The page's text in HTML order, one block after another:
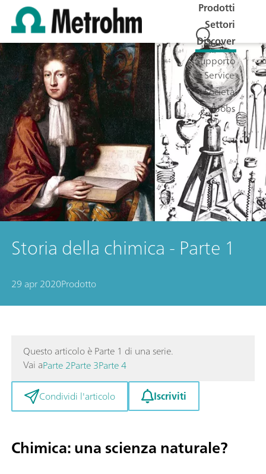
Prodotti
Settori
Discover
Supporto
& Service
Società
Jobs
Storia della chimica - Parte 1
29 apr 2020Prodotto
Questo articolo è Parte 1 di una serie.
Vai aParte 2Parte 3Parte 4
Condividi l'articolo
Iscriviti
Chimica: una scienza naturale?